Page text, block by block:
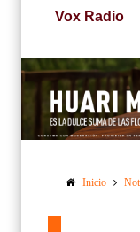
Vox Radio
Inicio